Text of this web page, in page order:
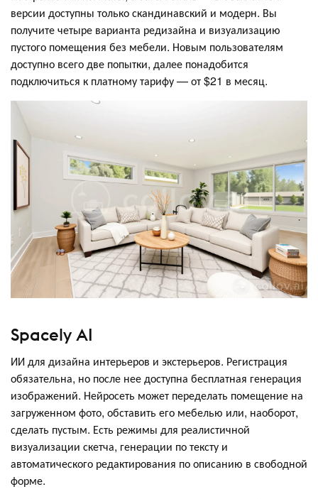
версии доступны только скандинавский и модерн. Вы
получите четыре варианта редизайна и визуализацию
пустого помещения без мебели. Новым пользователям
доступно всего две попытки, далее понадобится
подключиться к платному тарифу — от $21 в месяц.
Spacely AI
ИИ для дизайна интерьеров и экстерьеров. Регистрация
обязательна, но после нее доступна бесплатная генерация
изображений. Нейросеть может переделать помещение на
загруженном фото, обставить его мебелью или, наоборот,
сделать пустым. Есть режимы для реалистичной
визуализации скетча, генерации по тексту и
автоматического редактирования по описанию в свободной
форме.